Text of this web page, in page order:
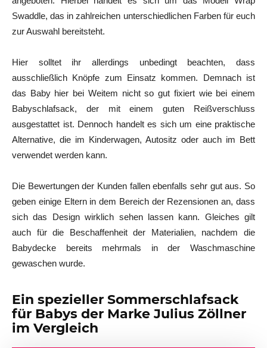
Swaddle, das in zahlreichen unterschiedlichen Farben für euch
zur Auswahl bereitsteht.
Hier solltet ihr allerdings unbedingt beachten, dass
ausschließlich Knöpfe zum Einsatz kommen. Demnach ist
das Baby hier bei Weitem nicht so gut fixiert wie bei einem
Babyschlafsack, der mit einem guten Reißverschluss
ausgestattet ist. Dennoch handelt es sich um eine praktische
Alternative, die im Kinderwagen, Autositz oder auch im Bett
verwendet werden kann.
Die Bewertungen der Kunden fallen ebenfalls sehr gut aus. So
geben einige Eltern in dem Bereich der Rezensionen an, dass
sich das Design wirklich sehen lassen kann. Gleiches gilt
auch für die Beschaffenheit der Materialien, nachdem die
Babydecke bereits mehrmals in der Waschmaschine
gewaschen wurde.
Ein spezieller Sommerschlafsack
für Babys der Marke Julius Zöllner
im Vergleich